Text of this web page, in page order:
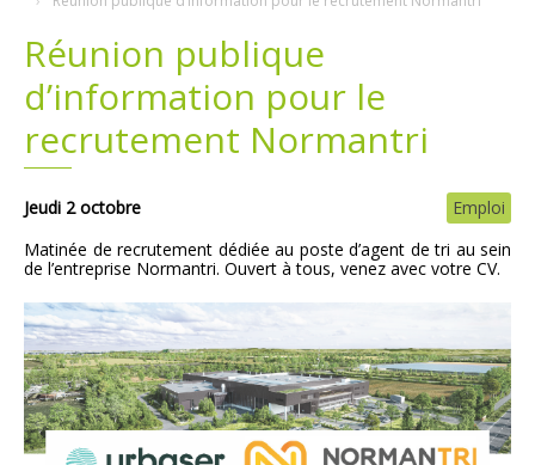
Réunion publique
d’information pour le
recrutement Normantri
Jeudi 2 octobre
Emploi
Matinée de recrutement dédiée au poste d’agent de tri au sein
de l’entreprise Normantri. Ouvert à tous, venez avec votre CV.
Plans
Demandes légales
Emploi
Marchés publics
Grands projets